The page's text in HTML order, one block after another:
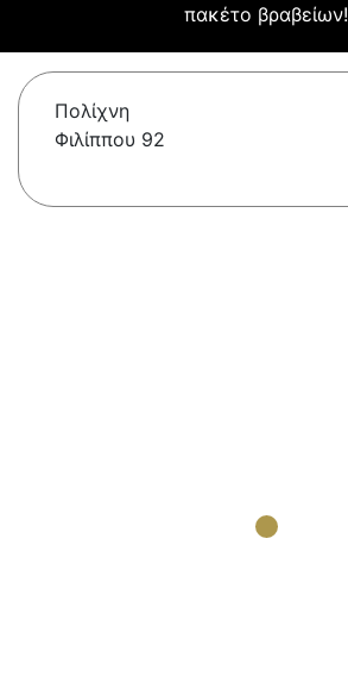
πακέτο βραβείων!
Πολίχνη
Φιλίππου 92